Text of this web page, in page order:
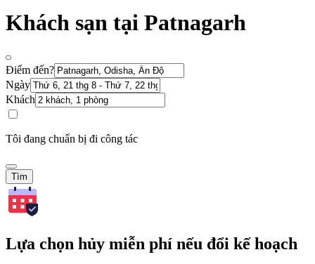
Khách sạn tại Patnagarh
Điểm đến?
Ngày
Khách
Tôi đang chuẩn bị đi công tác
Tìm
Lựa chọn hủy miễn phí nếu đổi kế hoạch